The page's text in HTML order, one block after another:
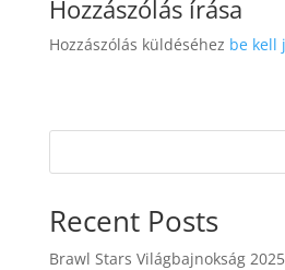
Hozzászólás írása
Hozzászólás küldéséhez be kell
Recent Posts
Brawl Stars Világbajnokság